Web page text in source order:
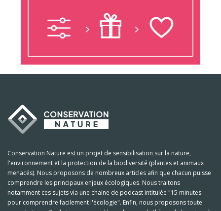
Conservation Nature est un projet de sensibilisation sur la nature,
l'environnement et la protection de la biodiversité (plantes et animaux
menacés). Nous proposons de nombreux articles afin que chacun puisse
comprendre les principaux enjeux écologiques. Nous traitons
notamment ces sujets via une chaine de podcast intitulée "15 minutes
pour comprendre facilement l'écologie". Enfin, nous proposons toute